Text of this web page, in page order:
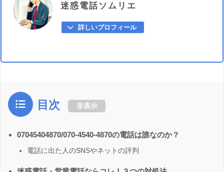
迷惑電話ソムリエ
詳しいプロフィール
目次 非表示
07045404870/070-4540-4870の電話は誰なのか？
電話に出た人のSNSやネットの評判